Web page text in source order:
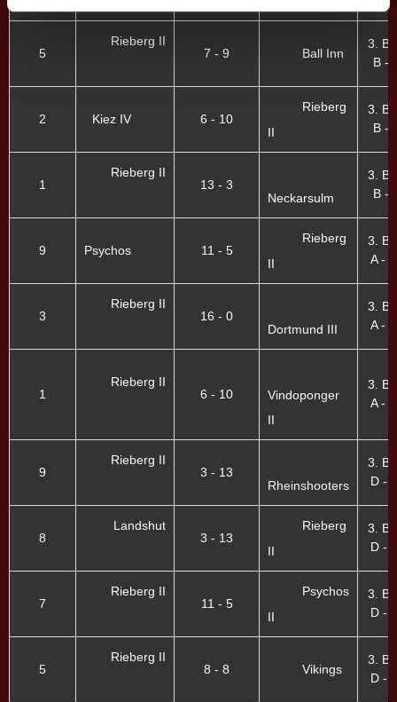
5
Rieberg II
7 - 9
Ball Inn
3.
B -
2 Kiez IV 6 - 10
Rieberg
II
3.
B -
1
Rieberg II
13 - 3
Neckarsulm
3.
B -
9 Psychos 11 - 5
Rieberg
II
3.
A -
3
Rieberg II
16 - 0
Dortmund III
3.
A -
1
Rieberg II
6 - 10
Vindoponger
II
3.
A -
9
Rieberg II
3 - 13
Rheinshooters
3.
D -
8
Landshut
3 - 13
Rieberg
II
3.
D -
7
Rieberg II
11 - 5
Psychos
II
3.
D -
5
Rieberg II
8 - 8
Vikings
3.
D -